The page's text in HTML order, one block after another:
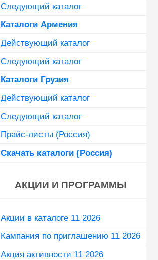
Следующий каталог
Каталоги Армения
Действующий каталог
Следующий каталог
Каталоги Грузия
Действующий каталог
Следующий каталог
Прайс-листы (Россия)
Скачать каталоги (Россия)
АКЦИИ И ПРОГРАММЫ
Акции в каталоге 11 2026
Кампания по приглашению 11 2026
Акция активности 11 2026